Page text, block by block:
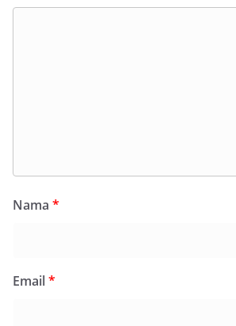
Nama *
Email*